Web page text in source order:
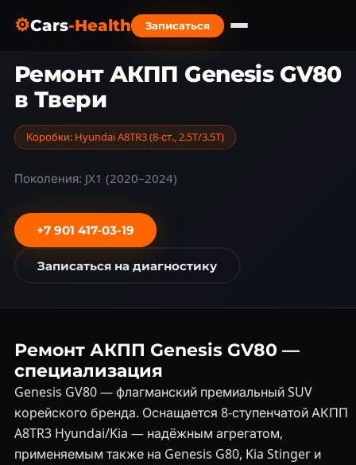
⚙Cars-Health Записаться
Марки авто › Genesis › GV80
Ремонт АКПП Genesis GV80
в Твери
Коробки: Hyundai A8TR3 (8-ст., 2.5T/3.5T)
Поколения: JX1 (2020–2024)
+7 901 417-03-19
Записаться на диагностику
Ремонт АКПП Genesis GV80 —
специализация
Genesis GV80 — флагманский премиальный SUV
корейского бренда. Оснащается 8-ступенчатой АКПП
A8TR3 Hyundai/Kia — надёжным агрегатом,
применяемым также на Genesis G80, Kia Stinger и